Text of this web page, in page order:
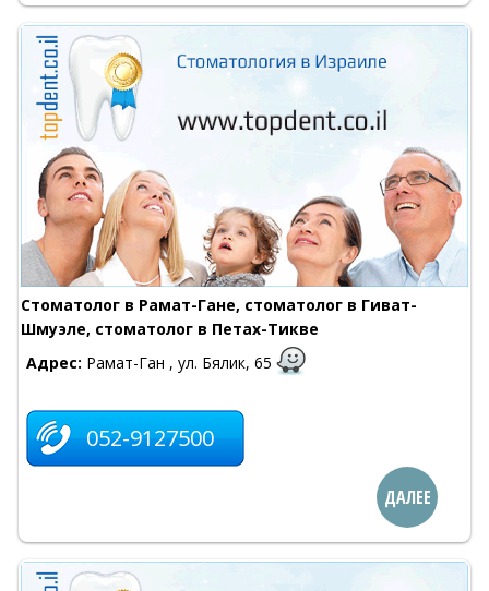
Стоматолог в Рамат-Гане, стоматолог в Гиват-
Шмуэле, стоматолог в Петах-Тикве
Адрес: Рамат-Ган , ул. Бялик, 65
052-9127500
ДАЛЕЕ